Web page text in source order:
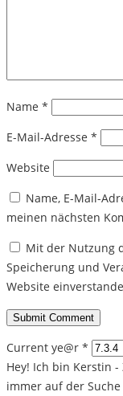
Name *
E-Mail-Adresse *
Website
Name, E-Mail-
meinen nächsten
Mit der Nutzung
Speicherung und
Website
Current ye@r *
Hey! Ich bin Kerstin
immer auf der